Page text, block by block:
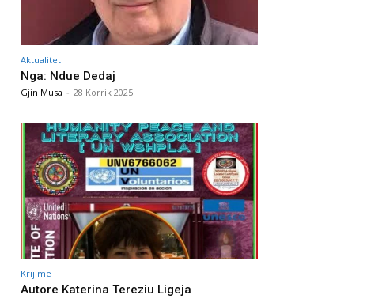
Aktualitet
Nga: Ndue Dedaj
Gjin Musa - 28 Korrik 2025
Krijime
Autore Katerina Tereziu Ligeja